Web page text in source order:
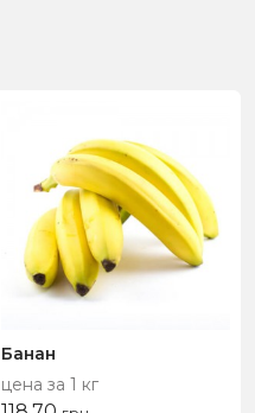
Банан
цена за 1 кг